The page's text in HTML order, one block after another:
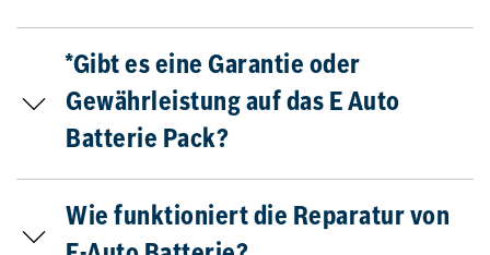
*Gibt es eine Garantie oder
Gewährleistung auf das E Auto
Batterie Pack?
Wie funktioniert die Reparatur von